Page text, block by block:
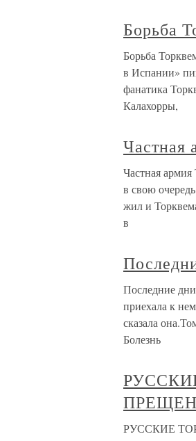
Борьба
Борьба
в Испании»
фанатика
Калахорры,
Частная
Частная
в свою
жил и
в
Последние
приехала к
сказала
Болезнь
РУССКИЕ